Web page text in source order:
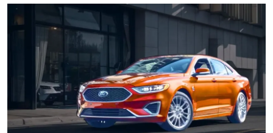
Sorgulamalar
İkinci El & Alım-Satım
Bakım & Arıza Çözümleri
Elektrikli & Hibrit
Kiralama & Filo